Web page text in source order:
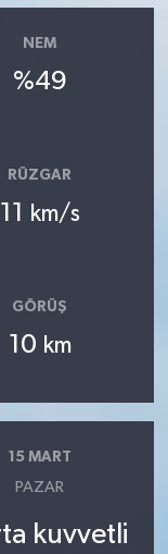
NEM
%49
RÜZGAR
11 km/s
GÖRÜŞ
10 km
15 MART
PAZAR